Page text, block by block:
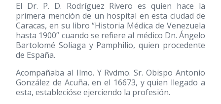
El Dr. P. D. Rodríguez Rivero es quien hace la
primera mención de un hospital en esta ciudad de
Caracas, en su libro “Historia Médica de Venezuela
hasta 1900” cuando se refiere al médico Dn. Ángelo
Bartolomé Soliaga y Pamphilio, quien procedente
de España.
Acompañaba al Ilmo. Y Rvdmo. Sr. Obispo Antonio
González de Acuña, en el 16673, y quien llegado a
esta, establecióse ejerciendo la profesión.